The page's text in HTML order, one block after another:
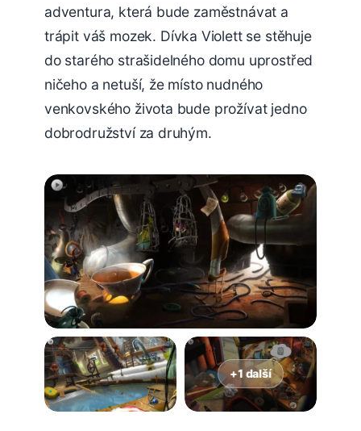
adventura, která bude zaměstnávat a
trápit váš mozek. Dívka Violett se stěhuje
do starého strašidelného domu uprostřed
ničeho a netuší, že místo nudného
venkovského života bude prožívat jedno
dobrodružství za druhým.
+1 další